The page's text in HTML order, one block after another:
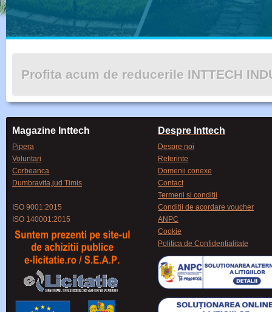
Profita acum de reducerile INTTECH
Magazine Inttech
Pipera
Voluntari
Corbeanca
Dumbravita,jud Timis
ISO 9001:2015
ISO 140001:2015
Despre Inttech
Despre noi
Referinte
Domenii conexe
Contact
Termeni si conditii
Conditii de acordare voucher
ANPC
Cookie
Politica de Confidentialitate